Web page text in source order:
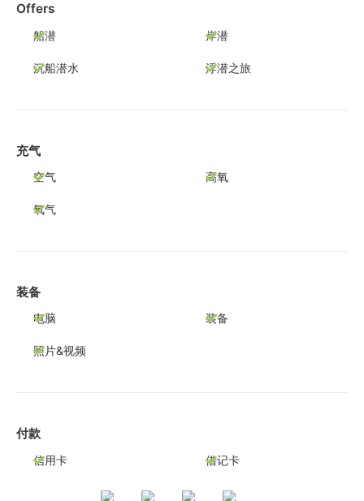
Offers
船潜 岸潜
沉船潜水 浮潜之旅
充气
空气 高氧
氧气
装备
电脑 装备
照片&视频
付款
信用卡 借记卡